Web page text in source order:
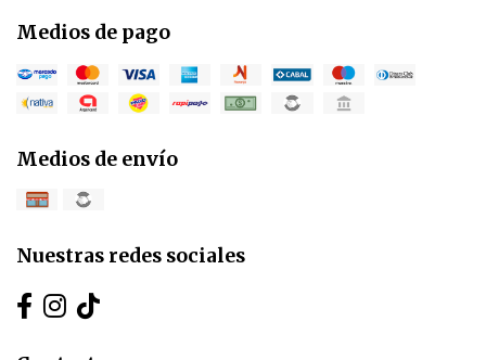
Medios de pago
Medios de envío
Nuestras redes sociales